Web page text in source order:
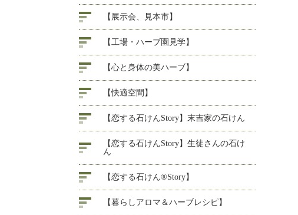
【展示会、見本市】
【工場・ハーブ園見学】
【心と身体の美ハーブ】
【快適空間】
【恋する石けんStory】末吉家の石けん
【恋する石けんStory】生徒さんの石け
ん
【恋する石けん®Story】
【暮らしアロマ＆ハーブレシピ】